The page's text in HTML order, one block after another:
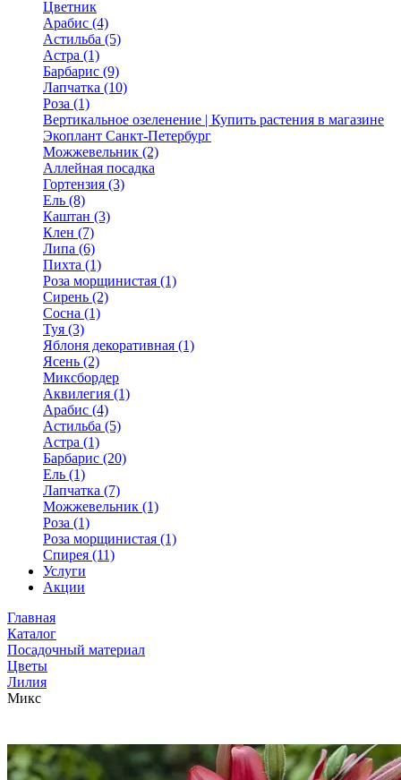
Цветник
Арабис (4)
Астильба (5)
Астра (1)
Барбарис (9)
Лапчатка (10)
Роза (1)
Вертикальное озеленение | Купить растения в магазине
Экоплант Санкт-Петербург
Можжевельник (2)
Аллейная посадка
Гортензия (3)
Ель (8)
Каштан (3)
Клен (7)
Липа (6)
Пихта (1)
Роза морщинистая (1)
Сирень (2)
Сосна (1)
Туя (3)
Яблоня декоративная (1)
Ясень (2)
Миксбордер
Аквилегия (1)
Арабис (4)
Астильба (5)
Астра (1)
Барбарис (20)
Ель (1)
Лапчатка (7)
Можжевельник (1)
Роза (1)
Роза морщинистая (1)
Спирея (11)
Услуги
Акции
Главная
Каталог
Посадочный материал
Цветы
Лилия
Микс